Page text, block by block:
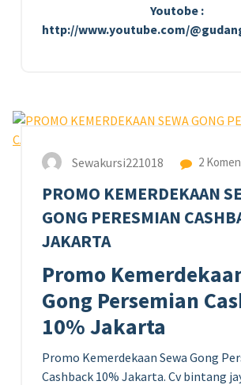
Youtobe :
http://www.youtube.com/
Sewakursi221018 2
PROMO KEMERDEKAAN
GONG PERESMIAN
JAKARTA
Promo
Gong Persemian
10% Jakarta
Promo Kemerdekaan Sewa Gong
Cashback 10% Jakarta. Cv bintang